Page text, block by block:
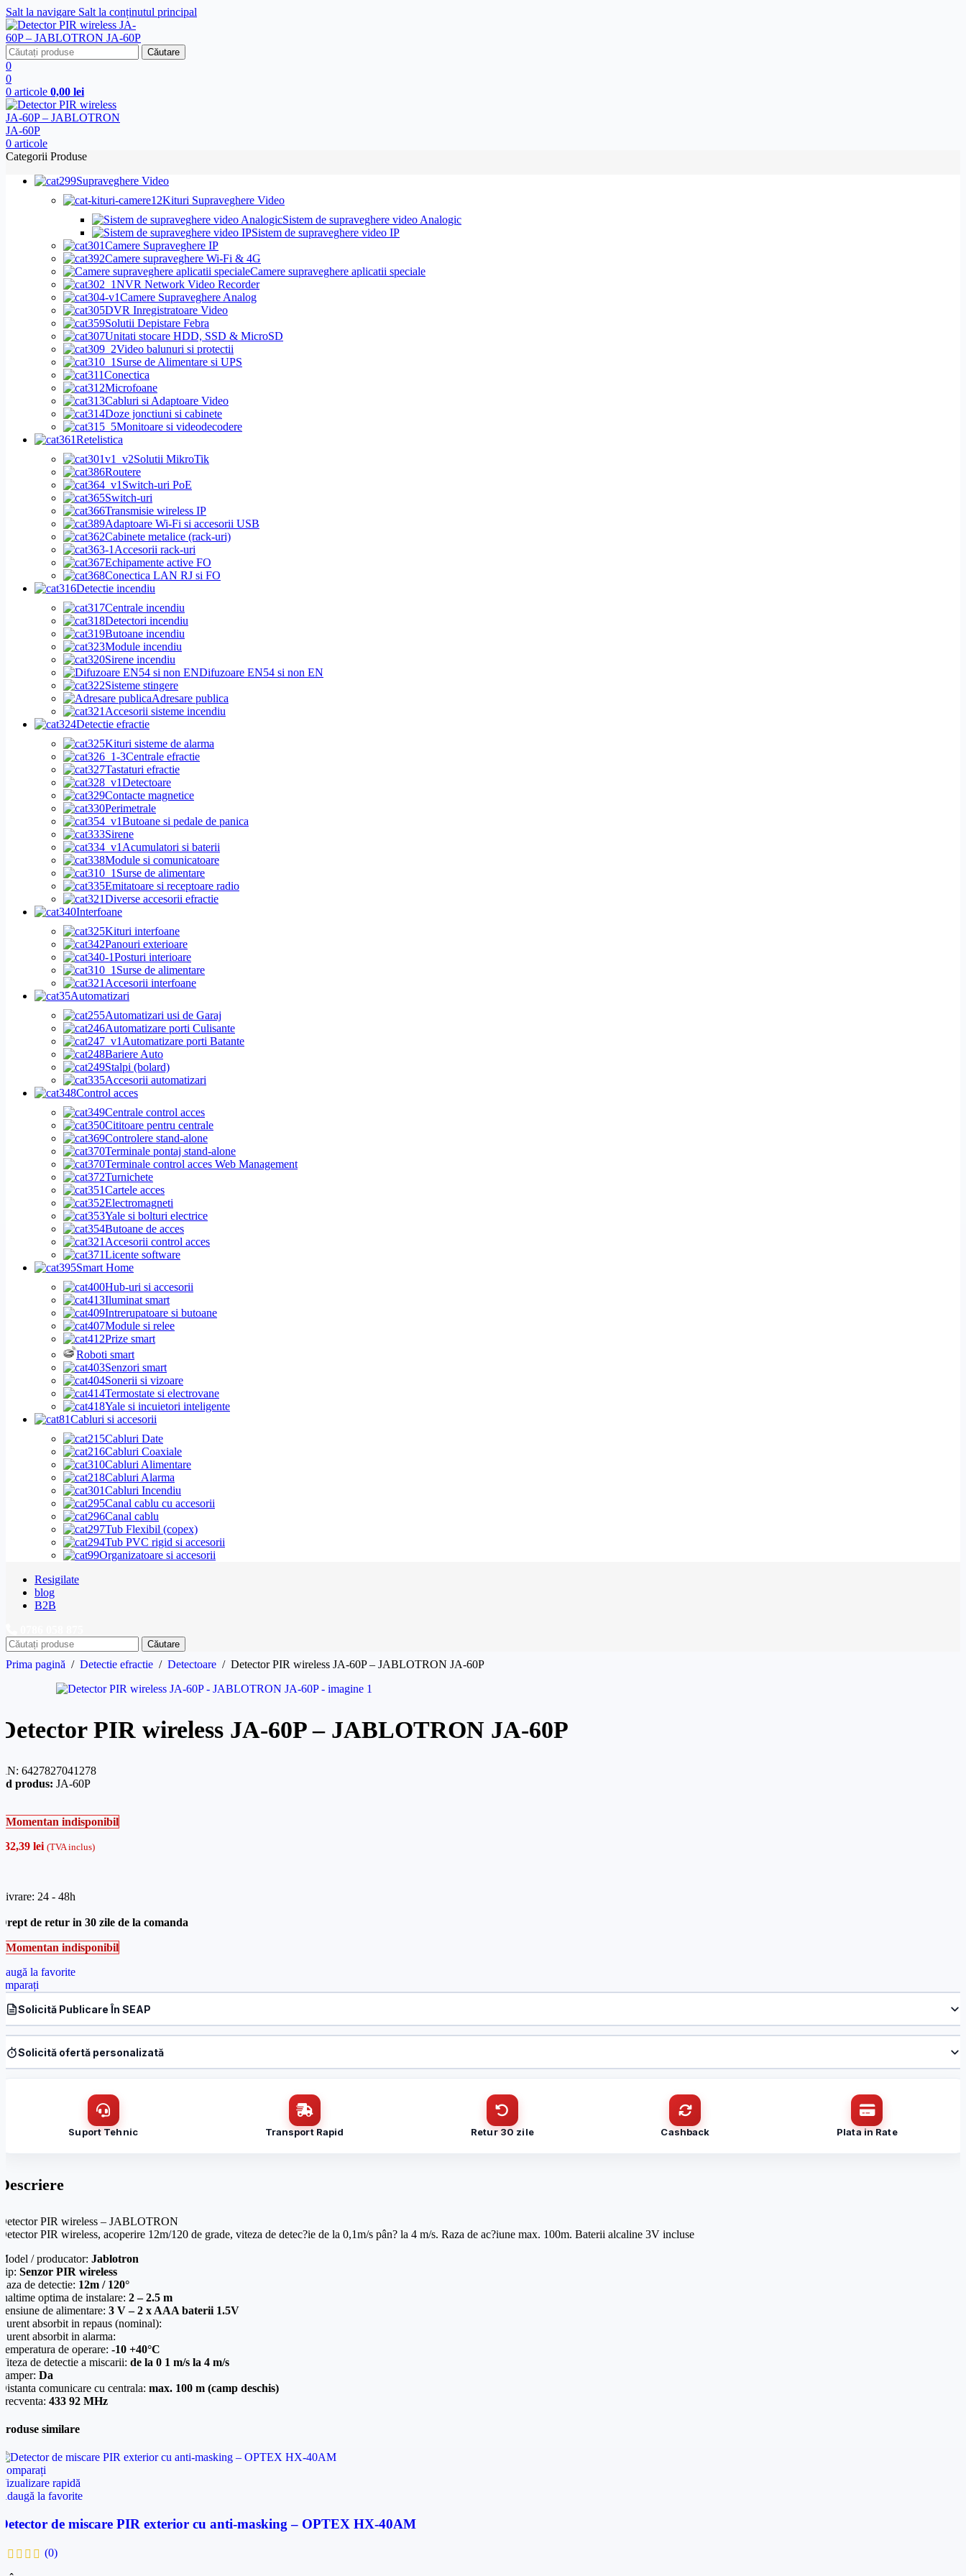
Salt la navigare Salt la conținutul principal
Căutare
0
0
0 articole 0,00 lei
0 articole
Categorii Produse
Supraveghere Video
Kituri Supraveghere Video
Sistem de supraveghere video Analogic
Sistem de supraveghere video IP
Camere Supraveghere IP
Camere supraveghere Wi-Fi & 4G
Camere supraveghere aplicatii speciale
NVR Network Video Recorder
Camere Supraveghere Analog
DVR Inregistratoare Video
Solutii Depistare Febra
Unitati stocare HDD, SSD & MicroSD
Video balunuri si protectii
Surse de Alimentare si UPS
Conectica
Microfoane
Cabluri si Adaptoare Video
Doze jonctiuni si cabinete
Monitoare si videodecodere
Retelistica
Solutii MikroTik
Routere
Switch-uri PoE
Switch-uri
Transmisie wireless IP
Adaptoare Wi-Fi si accesorii USB
Cabinete metalice (rack-uri)
Accesorii rack-uri
Echipamente active FO
Conectica LAN RJ si FO
Detectie incendiu
Centrale incendiu
Detectori incendiu
Butoane incendiu
Module incendiu
Sirene incendiu
Difuzoare EN54 si non EN
Sisteme stingere
Adresare publica
Accesorii sisteme incendiu
Detectie efractie
Kituri sisteme de alarma
Centrale efractie
Tastaturi efractie
Detectoare
Contacte magnetice
Perimetrale
Butoane si pedale de panica
Sirene
Acumulatori si baterii
Module si comunicatoare
Surse de alimentare
Emitatoare si receptoare radio
Diverse accesorii efractie
Interfoane
Kituri interfoane
Panouri exterioare
Posturi interioare
Surse de alimentare
Accesorii interfoane
Automatizari
Automatizari usi de Garaj
Automatizare porti Culisante
Automatizare porti Batante
Bariere Auto
Stalpi (bolard)
Accesorii automatizari
Control acces
Centrale control acces
Cititoare pentru centrale
Controlere stand-alone
Terminale pontaj stand-alone
Terminale control acces Web Management
Turnichete
Cartele acces
Electromagneti
Yale si bolturi electrice
Butoane de acces
Accesorii control acces
Licente software
Smart Home
Hub-uri si accesorii
Iluminat smart
Intrerupatoare si butoane
Module si relee
Prize smart
Roboti smart
Senzori smart
Sonerii si vizoare
Termostate si electrovane
Yale si incuietori inteligente
Cabluri si accesorii
Cabluri Date
Cabluri Coaxiale
Cabluri Alimentare
Cabluri Alarma
Cabluri Incendiu
Canal cablu cu accesorii
Canal cablu
Tub Flexibil (copex)
Tub PVC rigid si accesorii
Organizatoare si accesorii
Resigilate
blog
B2B
Căutare
Prima pagină / Detectie efractie / Detectoare / Detector PIR wireless JA-60P – JABLOTRON JA-60P
PIR wireless JA-60P – JABLOTRON JA-60P
6427827041278
produs: JA-60P
Momentan indisponibil
lei (TVA inclus)
24 - 48h
de retur in 30 zile de la comanda
Momentan indisponibil
la favorite
Solicită Publicare În SEAP
Denumire firmă / instituție*
Telefon
Solicită ofertă personalizată
Cantitate (bucăți)
Suport Tehnic Transport Rapid Retur 30 zile Cashback Plata in Rate
PIR wireless – JABLOTRON
PIR wireless, acoperire 12m/120 de grade, viteza de detec?ie de la 0,1m/s pân? la 4 m/s. Raza de ac?iune max. 100m. Baterii alcaline 3V incluse
/ producator: Jablotron
Senzor PIR wireless
de detectie: 12m / 120°
optima de instalare: 2 – 2.5 m
de alimentare: 3 V – 2 x AAA baterii 1.5V
absorbit in repaus (nominal):
absorbit in alarma:
de operare: -10 +40°C
de detectie a miscarii: de la 0 1 m/s la 4 m/s
Da
comunicare cu centrala: max. 100 m (camp deschis)
433 92 MHz
similare
rapidă
la favorite
de miscare PIR exterior cu anti-masking – OPTEX HX-40AM
(0)